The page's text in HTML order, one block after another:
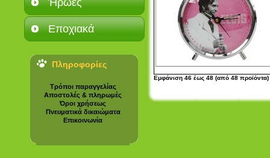
Ήρωες
Εποχιακά
Πληροφορίες
Τρόποι παραγγελίας
Αποστολές & πληρωμές
Όροι χρήσεως
Πνευματικά δικαιώματα
Επικοινωνία
Εμφάνιση 46 έως 48 (από 48 προϊόντα)